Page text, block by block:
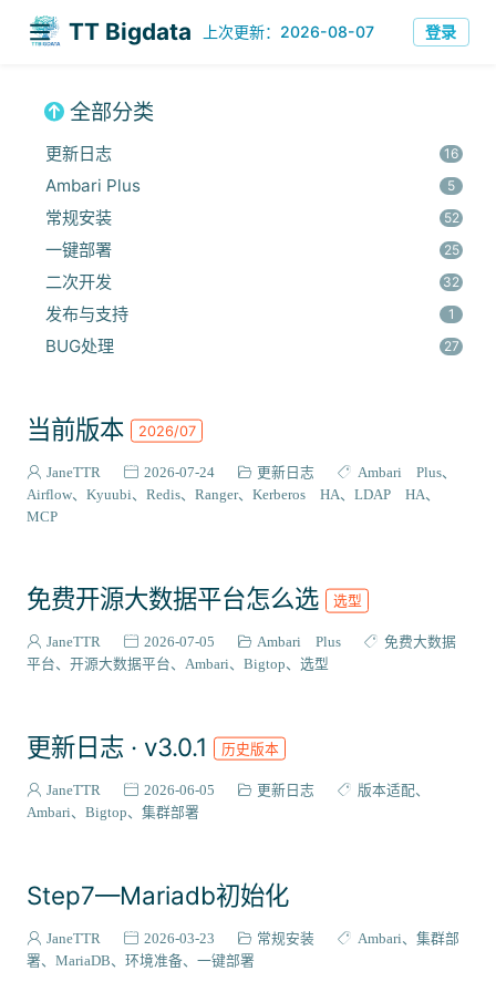
TT Bigdata 上次更新：2026-08-07 登录
全部分类
更新日志
16
Ambari Plus 5
常规安装 52
一键部署 25
二次开发 32
发布与支持 1
BUG处理 27
组件安装
报错解决 68
VIEW插件
成神之路
集成案例 31
核心代码
当前版本 2026/07
JaneTTR 2026-07-24 更新日志
Ambari Plus
Airflow
Kyuubi Redis Ranger Kerberos HA
LDAP HA
MCP
免费开源大数据平台怎么选 选型
JaneTTR 2026-07-05 Ambari Plus
免费大数据
平台
开源大数据平台 Ambari Bigtop 选型
更新日志 · v3.0.1 历史版本
JaneTTR 2026-06-05 更新日志
版本适配
Ambari
Bigtop 集群部署
Step7—Mariadb初始化
JaneTTR 2026-03-23 常规安装 Ambari
集群部
署
MariaDB 环境准备 一键部署